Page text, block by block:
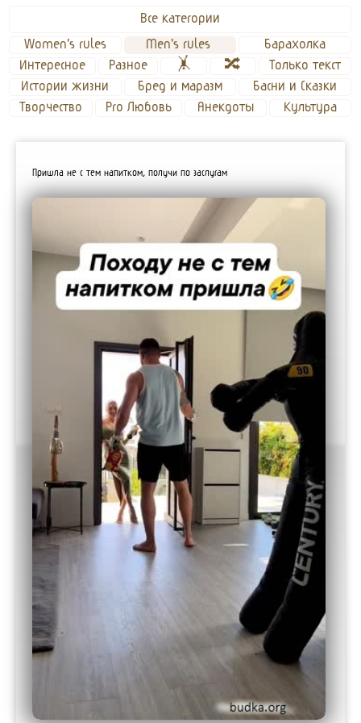
Все категории
Women's rules
Men's rules
Барахолка
Интересное
Разное 🤸 🔀
Только текст
Истории жизни
Бред и маразм
Басни и Сказки
Творчество
Pro Любовь Анекдоты Культура
Пришла не с тем напитком, получи по заслугам